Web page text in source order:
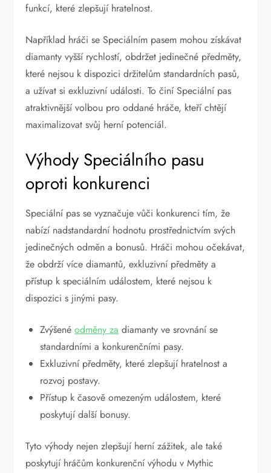
funkcí, které zlepšují hratelnost.
Například hráči se Speciálním pasem mohou získávat
diamanty vyšší rychlostí, obdržet jedinečné předměty,
které nejsou k dispozici držitelům standardních pasů,
a užívat si exkluzivní události. To činí Speciální pas
atraktivnější volbou pro oddané hráče, kteří chtějí
maximalizovat svůj herní potenciál.
Výhody Speciálního pasu
oproti konkurenci
Speciální pas se vyznačuje vůči konkurenci tím, že
nabízí nadstandardní hodnotu prostřednictvím svých
jedinečných odměn a bonusů. Hráči mohou očekávat,
že obdrží více diamantů, exkluzivní předměty a
přístup k speciálním událostem, které nejsou k
dispozici s jinými pasy.
Zvýšenéodměny za diamanty ve srovnání se
standardními a konkurenčními pasy.
Exkluzivní předměty, které zlepšují hratelnost a
rozvoj postavy.
Přístup k časově omezeným událostem, které
poskytují další bonusy.
Tyto výhody nejen zlepšují herní zážitek, ale také
poskytují hráčům konkurenční výhodu v Mythic